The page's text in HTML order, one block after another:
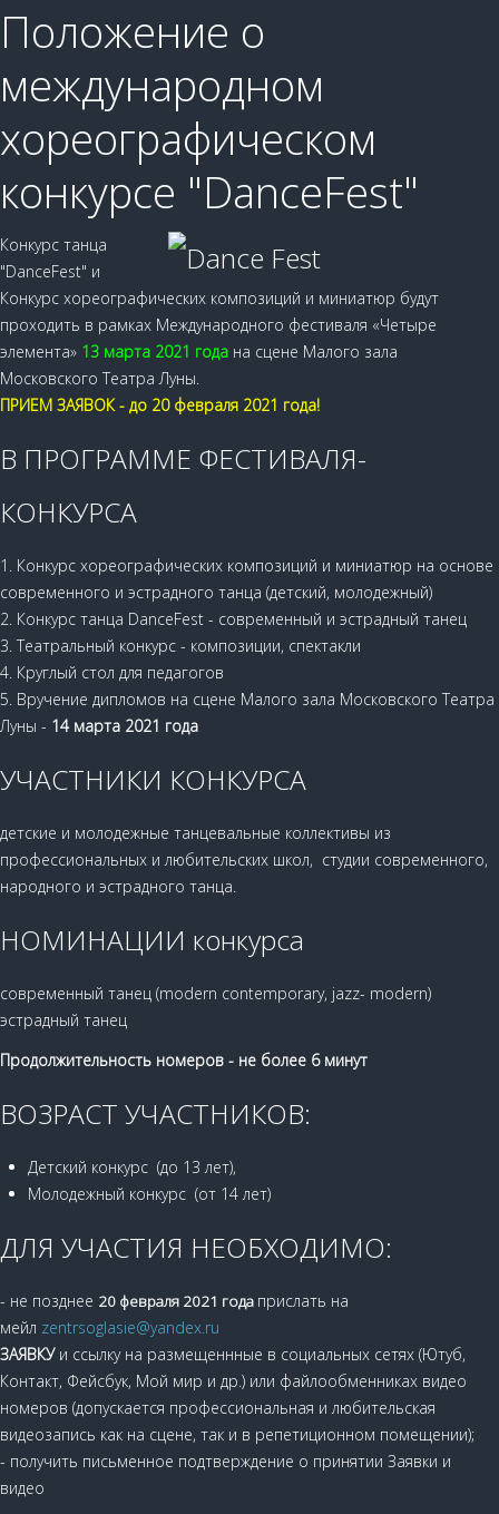
Положение о
международном
хореографическом
конкурсе "DanceFest"
Конкурс танца
"DanceFest" и
Конкурс хореографических композиций и миниатюр будут
проходить в рамках Международного фестиваля «Четыре
элемента» 13 марта 2021 года на сцене Малого зала
Московского Театра Луны.
ПРИЕМ ЗАЯВОК - до 20 февраля 2021 года!
В ПРОГРАММЕ ФЕСТИВАЛЯ-
КОНКУРСА
1. Конкурс хореографических композиций и миниатюр на основе
современного и эстрадного танца (детский, молодежный)
2. Конкурс танца DanceFest - современный и эстрадный танец
3. Театральный конкурс - композиции, спектакли
4. Круглый стол для педагогов
5. Вручение дипломов на сцене Малого зала Московского Театра
Луны - 14 марта 2021 года
УЧАСТНИКИ КОНКУРСА
детские и молодежные танцевальные коллективы из
профессиональных и любительских школ, студии современного,
народного и эстрадного танца.
НОМИНАЦИИ конкурса
современный танец (modern contemporary, jazz- modern)
эстрадный танец
Продолжительность номеров - не более 6 минут
ВОЗРАСТ УЧАСТНИКОВ:
Детский конкурс (до 13 лет),
Молодежный конкурс (от 14 лет)
ДЛЯ УЧАСТИЯ НЕОБХОДИМО:
- не позднее 20 февраля 2021 года прислать на
мейл zentrsoglasie@yandex.ru
ЗАЯВКУи ссылку на размещеннные в социальных сетях (Ютуб,
Контакт, Фейсбук, Мой мир и др.) или файлообменниках видео
номеров (допускается профессиональная и любительская
видеозапись как на сцене, так и в репетиционном помещении);
- получить письменное подтверждение о принятии Заявки и
видео